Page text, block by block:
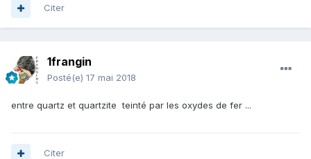
Citer
1frangin
Posté(e) 17 mai 2018
entre quartz et quartzite teinté par les oxydes de fer ...
Citer